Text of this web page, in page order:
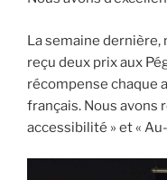
La semaine dernière,
reçu deux prix aux
récompense chaque
français. Nous avons
accessibilité » et «